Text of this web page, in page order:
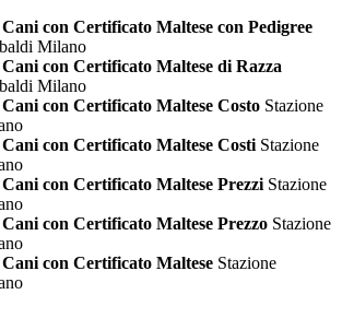
con Certificato Maltese con Pedigree
Milano
con Certificato Maltese di Razza
Milano
con Certificato Maltese Costo Stazione
con Certificato Maltese Costi Stazione
con Certificato Maltese Prezzi Stazione
con Certificato Maltese Prezzo Stazione
con Certificato Maltese Stazione